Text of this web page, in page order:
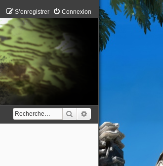
Connexion
S’enregistrer
Rechercher